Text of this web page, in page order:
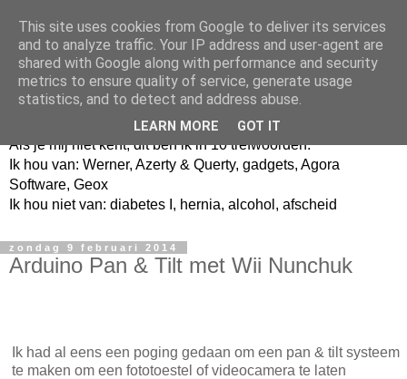
Jangeox' blog
Als je mij niet kent, dit ben ik in 10 trefwoorden.
Ik hou van: Werner, Azerty & Querty, gadgets, Agora
Software, Geox
Ik hou niet van: diabetes I, hernia, alcohol, afscheid
zondag 9 februari 2014
Arduino Pan & Tilt met Wii Nunchuk
Ik had al eens een poging gedaan om een pan & tilt systeem
te maken om een fototoestel of videocamera te laten
This site uses cookies from Google to deliver its services
and to analyze traffic. Your IP address and user-agent are
shared with Google along with performance and security
metrics to ensure quality of service, generate usage
statistics, and to detect and address abuse.
LEARN MORE GOT IT